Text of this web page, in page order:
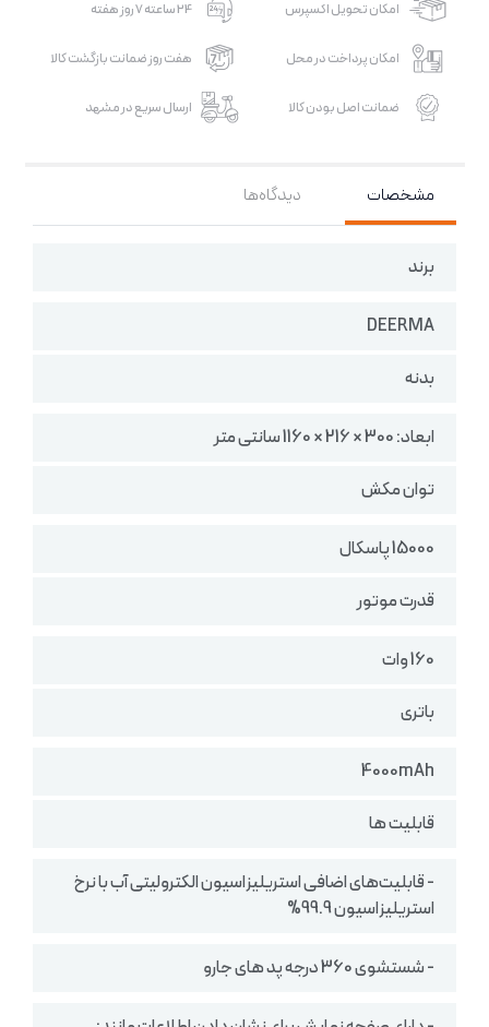
امکان تحویل اکسپرس 24 ساعته 7 روز هفته
امکان پرداخت در محل هفت روز ضمانت بازگشت کالا
ضمانت اصل بودن کالا ارسال سریع در مشهد
مشخصات دیدگاه‌ها
برند
DEERMA
بدنه
ابعاد: 300 × 216 × 1160 سانتی متر
توان مکش
15000 پاسکال
قدرت موتور
160 وات
باتری
4000mAh
قابلیت ها
- قابلیت‌های اضافی استریلیزاسیون الکترولیتی آب با نرخ
استریلیزاسیون 99.9%
- شستشوی 360 درجه پد های جارو